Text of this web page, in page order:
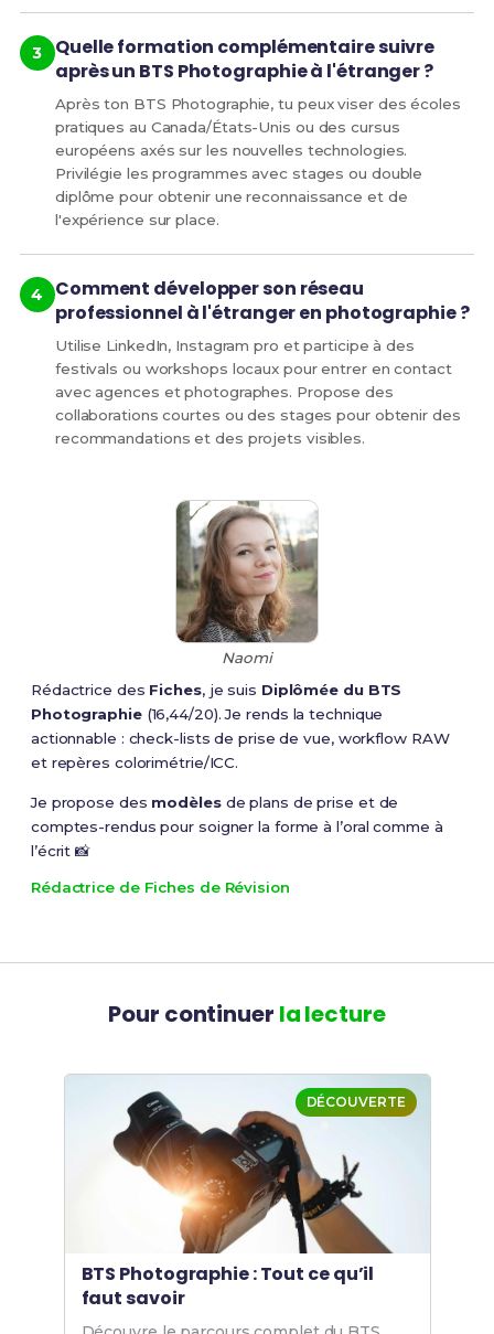
Quelle formation complémentaire suivre
après un BTS Photographie à l'étranger ?
Après ton BTS Photographie, tu peux viser des écoles
pratiques au Canada/États-Unis ou des cursus
européens axés sur les nouvelles technologies.
Privilégie les programmes avec stages ou double
diplôme pour obtenir une reconnaissance et de
l'expérience sur place.
Comment développer son réseau
professionnel à l'étranger en photographie ?
Utilise LinkedIn, Instagram pro et participe à des
festivals ou workshops locaux pour entrer en contact
avec agences et photographes. Propose des
collaborations courtes ou des stages pour obtenir des
recommandations et des projets visibles.
Naomi
Rédactrice des Fiches, je suis Diplômée du BTS
Photographie(16,44/20). Je rends la technique
actionnable : check-lists de prise de vue, workflow RAW
et repères colorimétrie/ICC.
Je propose des modèlesde plans de prise et de
comptes-rendus pour soigner la forme à l’oral comme à
l’écrit 📸
Rédactrice de Fiches de Révision
Pour continuer la lecture
DÉCOUVERTE
BTS Photographie : Tout ce qu’il
faut savoir